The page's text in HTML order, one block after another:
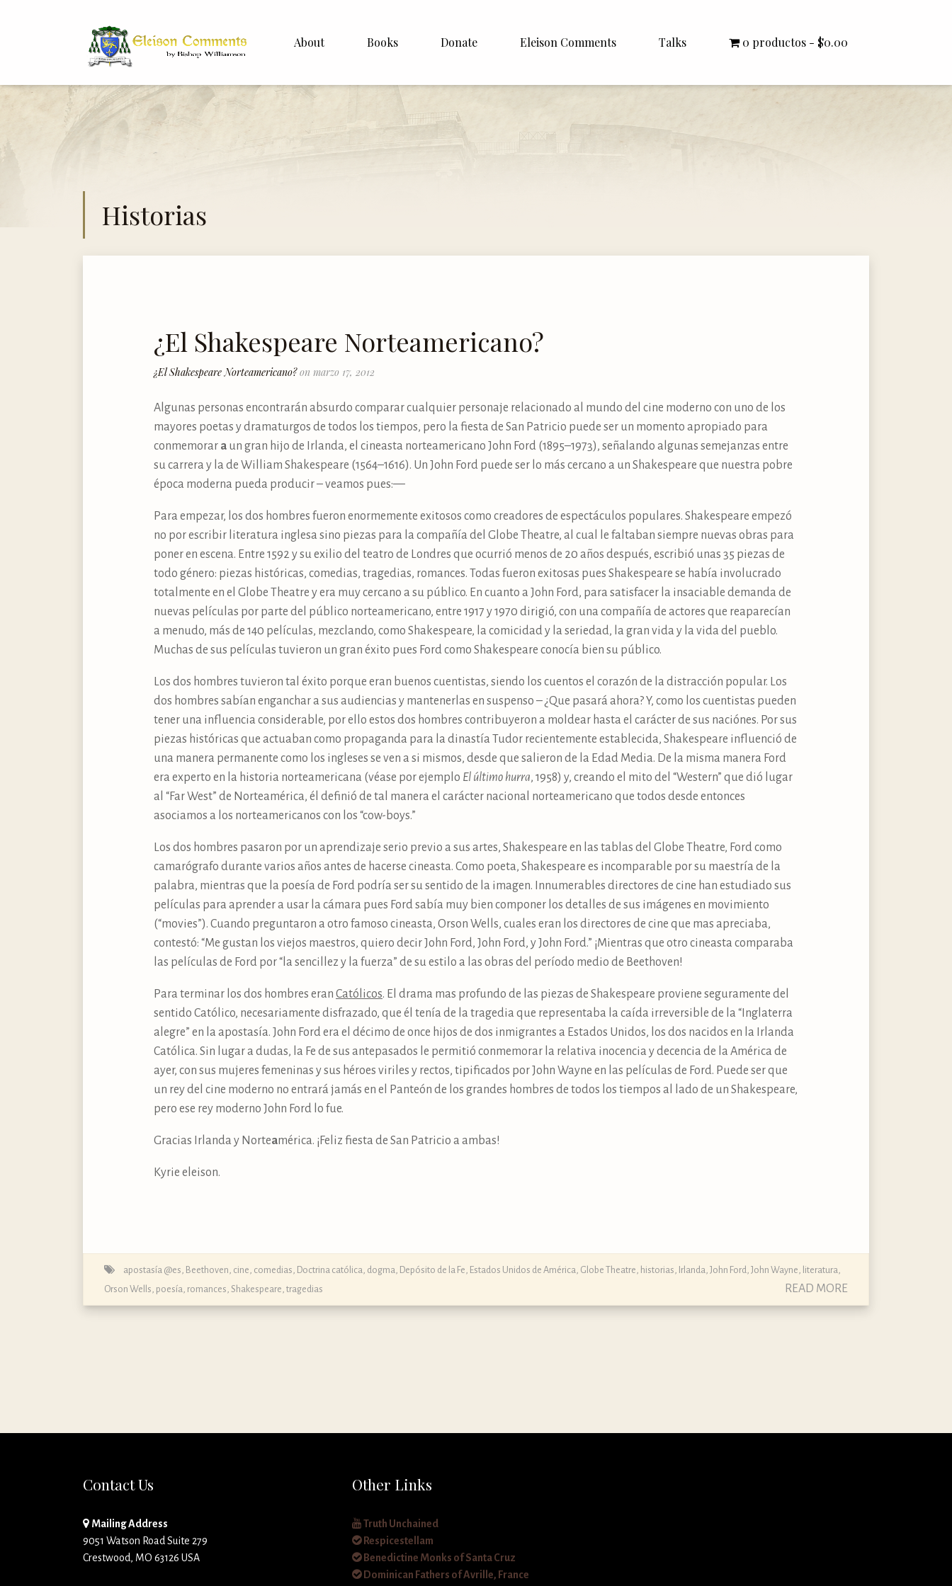
About
Bishop Williamson
Dr. White
Books Donate Eleison Comments
English
Italiano
Talks
Bishop Williamson
Rector Letters
0 productos $0.00
Historias
¿El Shakespeare Norteamericano?
¿El Shakespeare Norteamericano?on marzo 17, 2012
Algunas personas encontrarán absurdo comparar cualquier personaje relacionado al mundo del cine moderno con uno de los
mayores poetas y dramaturgos de todos los tiempos, pero la fiesta de San Patricio puede ser un momento apropiado para
conmemorar a un gran hijo de Irlanda, el cineasta norteamericano John Ford (1895–1973), señalando algunas semejanzas entre
su carrera y la de William Shakespeare (1564–1616). Un John Ford puede ser lo más cercano a un Shakespeare que nuestra pobre
época moderna pueda producir – veamos pues:—
Para empezar, los dos hombres fueron enormemente exitosos como creadores de espectáculos populares. Shakespeare empezó
no por escribir literatura inglesa sino piezas para la compañía del Globe Theatre, al cual le faltaban siempre nuevas obras para
poner en escena. Entre 1592 y su exilio del teatro de Londres que ocurrió menos de 20 años después, escribió unas 35 piezas de
todo género: piezas históricas, comedias, tragedias, romances. Todas fueron exitosas pues Shakespeare se había involucrado
totalmente en el Globe Theatre y era muy cercano a su público. En cuanto a John Ford, para satisfacer la insaciable demanda de
nuevas películas por parte del público norteamericano, entre 1917 y 1970 dirigió, con una compañía de actores que reaparecían
a menudo, más de 140 películas, mezclando, como Shakespeare, la comicidad y la seriedad, la gran vida y la vida del pueblo.
Muchas de sus películas tuvieron un gran éxito pues Ford como Shakespeare conocía bien su público.
Los dos hombres tuvieron tal éxito porque eran buenos cuentistas, siendo los cuentos el corazón de la distracción popular. Los
dos hombres sabían enganchar a sus audiencias y mantenerlas en suspenso – ¿Que pasará ahora? Y, como los cuentistas pueden
tener una influencia considerable, por ello estos dos hombres contribuyeron a moldear hasta el carácter de sus naciónes. Por sus
piezas históricas que actuaban como propaganda para la dinastía Tudor recientemente establecida, Shakespeare influenció de
una manera permanente como los ingleses se ven a si mismos, desde que salieron de la Edad Media. De la misma manera Ford
era experto en la historia norteamericana (véase por ejemplo El último hurra, 1958) y, creando el mito del “Western” que dió lugar
al “Far West” de Norteamérica, él definió de tal manera el carácter nacional norteamericano que todos desde entonces
asociamos a los norteamericanos con los “cow-boys.”
Los dos hombres pasaron por un aprendizaje serio previo a sus artes, Shakespeare en las tablas del Globe Theatre, Ford como
camarógrafo durante varios años antes de hacerse cineasta. Como poeta, Shakespeare es incomparable por su maestría de la
palabra, mientras que la poesía de Ford podría ser su sentido de la imagen. Innumerables directores de cine han estudiado sus
películas para aprender a usar la cámara pues Ford sabía muy bien componer los detalles de sus imágenes en movimiento
(“movies”). Cuando preguntaron a otro famoso cineasta, Orson Wells, cuales eran los directores de cine que mas apreciaba,
contestó: “Me gustan los viejos maestros, quiero decir John Ford, John Ford, y John Ford.” ¡Mientras que otro cineasta comparaba
las películas de Ford por “la sencillez y la fuerza” de su estilo a las obras del período medio de Beethoven!
Para terminar los dos hombres eran Católicos. El drama mas profundo de las piezas de Shakespeare proviene seguramente del
sentido Católico, necesariamente disfrazado, que él tenía de la tragedia que representaba la caída irreversible de la “Inglaterra
alegre” en la apostasía. John Ford era el décimo de once hijos de dos inmigrantes a Estados Unidos, los dos nacidos en la Irlanda
Católica. Sin lugar a dudas, la Fe de sus antepasados le permitió conmemorar la relativa inocencia y decencia de la América de
ayer, con sus mujeres femeninas y sus héroes viriles y rectos, tipificados por John Wayne en las películas de Ford. Puede ser que
un rey del cine moderno no entrará jamás en el Panteón de los grandes hombres de todos los tiempos al lado de un Shakespeare,
pero ese rey moderno John Ford lo fue.
Gracias Irlanda y Norteamérica. ¡Feliz fiesta de San Patricio a ambas!
Kyrie eleison.
apostasía @es Beethoven cine comedias Doctrina católica, dogma, Depósito de la Fe Estados Unidos de América Globe Theatre historias Irlanda John Ford John Wayne literatura
Orson Wells poesía romances Shakespeare tragedias READ MORE
Contact Us
Mailing Address
9051 Watson Road Suite 279
Crestwood, MO 63126 USA
Other Links
Truth Unchained
Respicestellam
Benedictine Monks of Santa Cruz
Dominican Fathers of Avrille, France